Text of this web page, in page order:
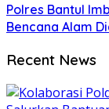
Polres Bantul
Bencana Alam
Recent News